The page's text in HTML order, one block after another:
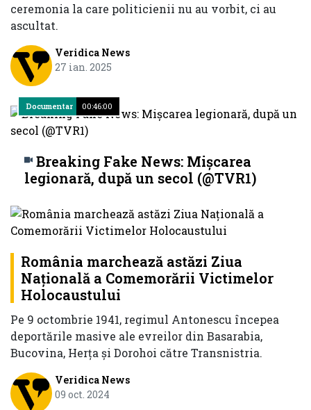
ceremonia la care politicienii nu au vorbit, ci au
ascultat.
Veridica News
27 ian. 2025
Breaking Fake News: Mișcarea
legionară, după un secol (@TVR1)
Documentar 00:46:00
România marchează astăzi Ziua
Naţională a Comemorării Victimelor
Holocaustului
Pe 9 octombrie 1941, regimul Antonescu începea
deportările masive ale evreilor din Basarabia,
Bucovina, Herța și Dorohoi către Transnistria.
Veridica News
09 oct. 2024